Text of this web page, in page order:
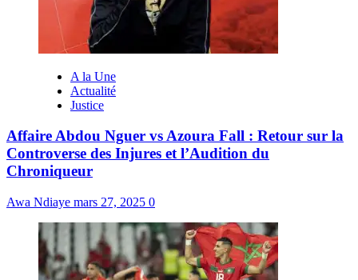
A la Une
Actualité
Justice
Affaire Abdou Nguer vs Azoura Fall : Retour sur la
Controverse des Injures et l’Audition du
Chroniqueur
Awa Ndiaye mars 27, 2025 0